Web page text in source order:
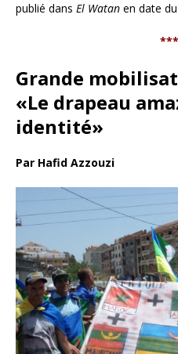
publié dans El Watan en date
Grande
«Le drapeau
identité»
Par Hafid Azzouzi